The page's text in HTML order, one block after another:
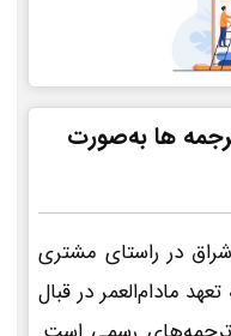
ها به‌صورت
در راستای مشتری
مادام‌العمر در قبال